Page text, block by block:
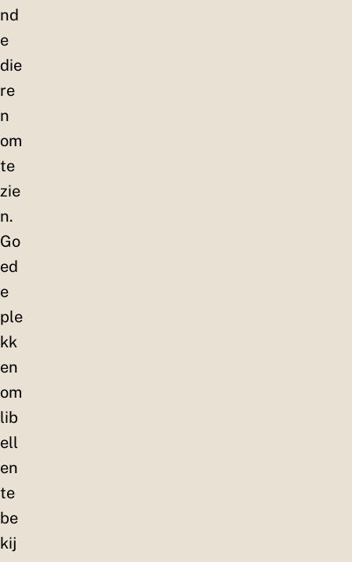
nd
e
die
re
n
om
te
zie
n.
Go
ed
e
ple
kk
en
om
lib
ell
en
te
be
kij